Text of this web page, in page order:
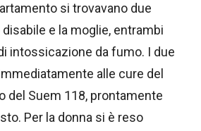
si trovavano due
e la moglie, entrambi
intossicazione da fumo. I due
alle cure del
del Suem 118, prontamente
Per la donna si è reso